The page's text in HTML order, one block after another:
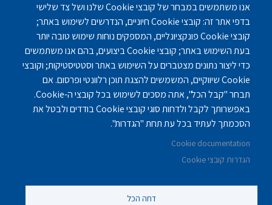
בית אבות בפתח תקוה
בית בלב כפר סבא
בית אבות בחיפה
פנחס לבון 18 ,לב יסמין, קומה-2, נתניה
077-5420695
אנו משתמשים במבחר של קובצי Cookie שלנו ושל צד שלישי
בדפי אתר זה: קובצי Cookie חיוניים, הנדרשים לשימוש באתר;
קובצי Cookie פונקציונליים, המספקים נוחות שימוש טובה יותר
בעת השימוש באתר; קובצי Cookie ביצועים, בהם אנו משתמשים
כדי ליצור נתונים מצטברים על השימוש באתר וסטטיסטיקות; וקובצי
Cookie שיווקיים, המשמשים להצגת תוכן רלוונטי ופרסום. אם
תבחר "קבל הכל", אתה מסכים לשימוש בכל קובצי ה-Cookie.
באפשרותך לקבל ולדחות סוגי קובצי Cookie בודדים ולבטל את
הסכמתך לעתיד בכל עת תחת "הגדרות".
Cookie documentation
הגדרות קובצי Cookie
דחה הכל